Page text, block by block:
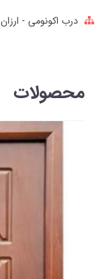
درب اکونومی - ارزان
محصولات